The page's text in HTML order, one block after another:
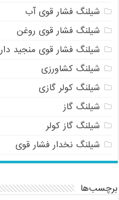
شیلنگ فشار قوی آب
شیلنگ فشار قوی روغن
شیلنگ فشار قوی منجید دار
شیلنگ کشاورزی
شیلنگ کولر گازی
شیلنگ گاز
شیلنگ گاز کولر
شیلنگ نخدار فشار قوی
برچسب‌ها